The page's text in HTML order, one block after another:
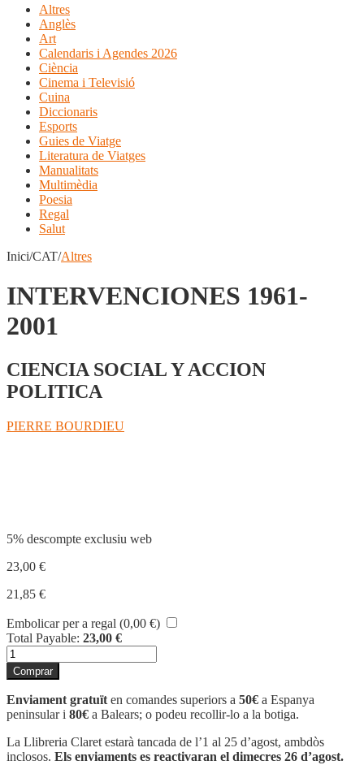
Altres
Anglès
Art
Calendaris i Agendes 2026
Ciència
Cinema i Televisió
Cuina
Diccionaris
Esports
Guies de Viatge
Literatura de Viatges
Manualitats
Multimèdia
Poesia
Regal
Salut
Inici/CAT/Altres
INTERVENCIONES 1961-
2001
CIENCIA SOCIAL Y ACCION
POLITICA
PIERRE BOURDIEU
5% descompte exclusiu web
23,00 €
21,85 €
Embolicar per a regal (0,00 €)
Total Payable: 23,00 €
quantitat
de
INTERVENCIONES
1961-
2001
Comprar
Enviament gratuït en comandes superiors a 50€ a Espanya
peninsular i 80€ a Balears; o podeu recollir-lo a la botiga.
La Llibreria Claret estarà tancada de l’1 al 25 d’agost, ambdòs
inclosos. Els enviaments es reactivaran el dimecres 26 d’agost.